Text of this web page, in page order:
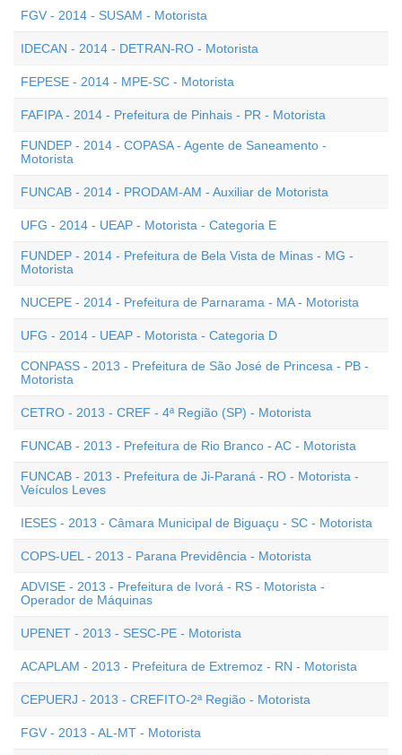
FGV - 2014 - SUSAM - Motorista
IDECAN - 2014 - DETRAN-RO - Motorista
FEPESE - 2014 - MPE-SC - Motorista
FAFIPA - 2014 - Prefeitura de Pinhais - PR - Motorista
FUNDEP - 2014 - COPASA - Agente de Saneamento -
Motorista
FUNCAB - 2014 - PRODAM-AM - Auxiliar de Motorista
UFG - 2014 - UEAP - Motorista - Categoria E
FUNDEP - 2014 - Prefeitura de Bela Vista de Minas - MG -
Motorista
NUCEPE - 2014 - Prefeitura de Parnarama - MA - Motorista
UFG - 2014 - UEAP - Motorista - Categoria D
CONPASS - 2013 - Prefeitura de São José de Princesa - PB -
Motorista
CETRO - 2013 - CREF - 4ª Região (SP) - Motorista
FUNCAB - 2013 - Prefeitura de Rio Branco - AC - Motorista
FUNCAB - 2013 - Prefeitura de Ji-Paraná - RO - Motorista -
Veículos Leves
IESES - 2013 - Câmara Municipal de Biguaçu - SC - Motorista
COPS-UEL - 2013 - Parana Previdência - Motorista
ADVISE - 2013 - Prefeitura de Ivorá - RS - Motorista -
Operador de Máquinas
UPENET - 2013 - SESC-PE - Motorista
ACAPLAM - 2013 - Prefeitura de Extremoz - RN - Motorista
CEPUERJ - 2013 - CREFITO-2ª Região - Motorista
FGV - 2013 - AL-MT - Motorista